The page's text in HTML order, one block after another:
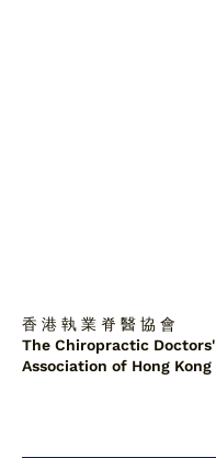
香 港 執 業 脊 醫 協 會
The Chiropractic Doctors'
Association of Hong Kong